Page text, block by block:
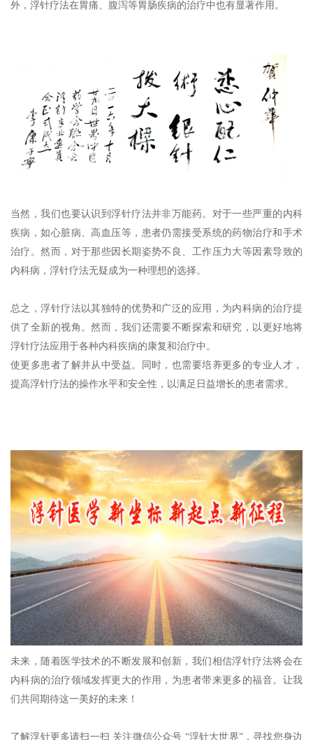
外，浮针疗法在胃痛、腹泻等胃肠疾病的治疗中也有显著作用。
当然，我们也要认识到浮针疗法并非万能药。对于一些严重的内科
疾病，如心脏病、高血压等，患者仍需接受系统的药物治疗和手术
治疗。然而，对于那些因长期姿势不良、工作压力大等因素导致的
内科病，浮针疗法无疑成为一种理想的选择。
总之，浮针疗法以其独特的优势和广泛的应用，为内科病的治疗提
供了全新的视角。然而，我们还需要不断探索和研究，以更好地将
浮针疗法应用于各种内科疾病的康复和治疗中。
使更多患者了解并从中受益。同时，也需要培养更多的专业人才，
提高浮针疗法的操作水平和安全性，以满足日益增长的患者需求。
未来，随着医学技术的不断发展和创新，我们相信浮针疗法将会在
内科病的治疗领域发挥更大的作用，为患者带来更多的福音。让我
们共同期待这一美好的未来！
了解浮针更多请扫一扫 关注微信公众号 “浮针大世界”，寻找您身边